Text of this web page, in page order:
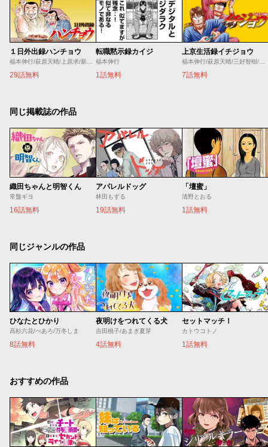
１日外出録ハンチョウ
29話無料
転職黙示録カイジ
福本伸行
1話無料
上京生活録イチジョウ
7話無料
同じ掲載誌の作品
織田ちゃんと明智くん
常盤ギヨ
16話無料
アパレルドッグ
林田もずる
19話無料
「壇蜜」
清野とおる
1話無料
同じジャンルの作品
ひなたとひかり
高杉六花/べあろ/万冬しま
8話無料
夜明けをつれてくる犬
吉田桃子/あまぎ夏芽
4話無料
セットマッチ！
カトウコトノ
1話無料
おすすめの作品